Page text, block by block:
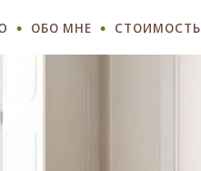
ОБО МНЕ СТОИМОСТЬ